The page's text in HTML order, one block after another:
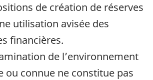
de création de réserves
utilisation avisée des
financières.
de l’environnement
ou connue ne constitue pas